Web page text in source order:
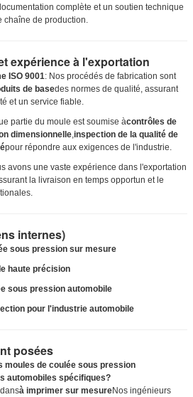
complète et un soutien technique
chaîne de production.
expérience à l'exportation
ISO 9001: Nos procédés de fabrication sont
de basedes normes de qualité, assurant
et un service fiable.
partie du moule est soumise àcontrôles de
dimensionnelle,inspection de la qualité de
pour répondre aux exigences de l'industrie.
avons une vaste expérience dans l'exportation
la livraison en temps opportun et le
internes)
sous pression sur mesure
haute précision
sous pression automobile
pour l'industrie automobile
posées
moules de coulée sous pression
automobiles spécifiques?
à imprimer sur mesureNos ingénieurs